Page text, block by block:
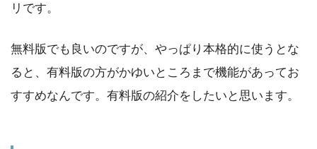
リです。
無料版でも良いのですが、やっぱり本格的に使うとな
ると、有料版の方がかゆいところまで機能があってお
すすめなんです。有料版の紹介をしたいと思います。